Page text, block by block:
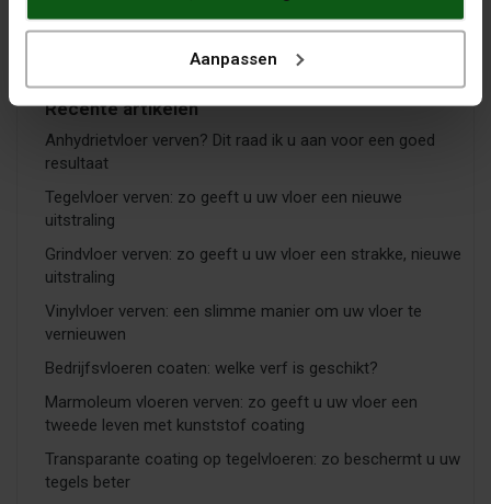
Aanpassen
Recente artikelen
Anhydrietvloer verven? Dit raad ik u aan voor een goed
resultaat
Tegelvloer verven: zo geeft u uw vloer een nieuwe
uitstraling
Grindvloer verven: zo geeft u uw vloer een strakke, nieuwe
uitstraling
Vinylvloer verven: een slimme manier om uw vloer te
vernieuwen
Bedrijfsvloeren coaten: welke verf is geschikt?
Marmoleum vloeren verven: zo geeft u uw vloer een
tweede leven met kunststof coating
Transparante coating op tegelvloeren: zo beschermt u uw
tegels beter